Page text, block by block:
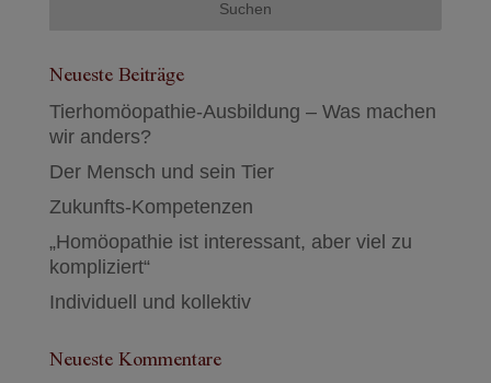
Neueste Beiträge
Tierhomöopathie-Ausbildung – Was machen
wir anders?
Der Mensch und sein Tier
Zukunfts-Kompetenzen
„Homöopathie ist interessant, aber viel zu
kompliziert“
Individuell und kollektiv
Neueste Kommentare